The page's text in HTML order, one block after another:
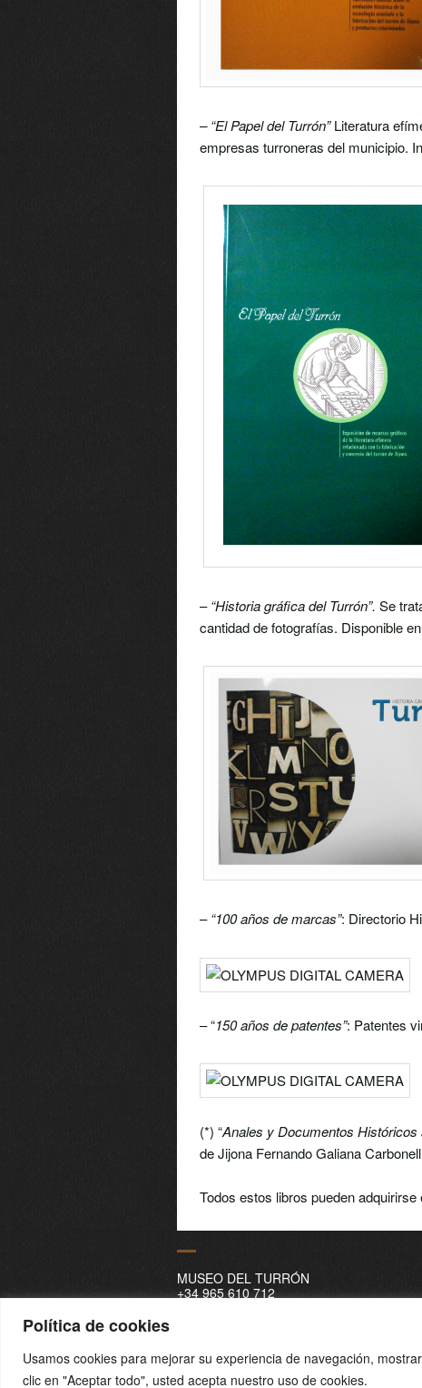
Política de cookies
Usamos cookies para mejorar su experiencia de navegación,
clic en "Aceptar todo", usted acepta nuestro uso de cookies.
– “El Papel del Turrón”Literatura
empresas turroneras del municipio.
–“Historia gráfica del Turrón”. Se
cantidad de fotografías. Disponible
–“100 años de marcas”: Directorio
– “150 años de patentes”: Patentes
(*) “Anales y Documentos Históricos
de Jijona Fernando Galiana
Todos estos libros pueden
MUSEO DEL TURRÓN
+34 965 610 712
Xixona - Alicante
Ver el google maps